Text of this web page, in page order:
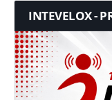
INTEVELOX -